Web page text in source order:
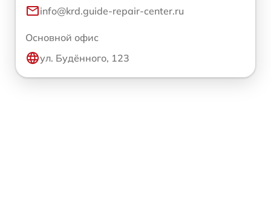
info@krd.guide-repair-center.ru
Основной офис
ул. Будённого, 123